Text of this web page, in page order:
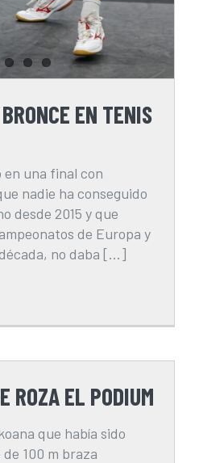
EN TENIS
una final con
nadie ha conseguido
desde 2015 y que
de Europa y
no daba [...]
ROZA EL PODIUM
que había sido
100 m braza